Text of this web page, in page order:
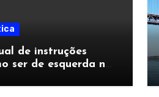
de instruções
ser de esquerda no